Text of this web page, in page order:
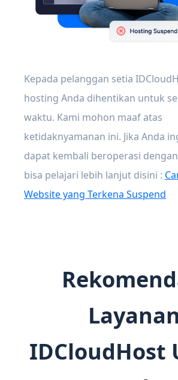
Kepada pelanggan setia
hosting Anda dihentikan untuk
waktu. Kami mohon maaf atas
ketidaknyamanan ini. Jika Anda
dapat kembali beroperasi
bisa pelajari lebih lanjut disini :
Website yang Terkena Suspend
Layanan
IDCloudHost